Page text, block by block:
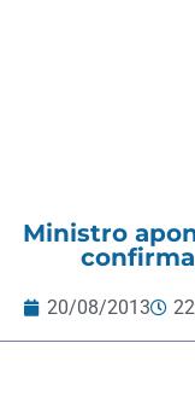
Ministro
20/08/2013